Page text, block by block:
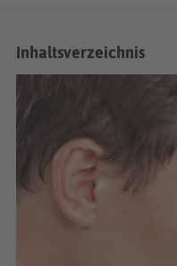
Inhaltsverzeichnis